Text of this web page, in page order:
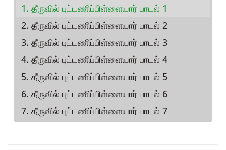
1. தீருவில் புட்டணிப்பிள்ளையார் பாடல் 1
2. தீருவில் புட்டணிப்பிள்ளையார் பாடல் 2
3. தீருவில் புட்டணிப்பிள்ளையார் பாடல் 3
4. தீருவில் புட்டணிப்பிள்ளையார் பாடல் 4
5. தீருவில் புட்டணிப்பிள்ளையார் பாடல் 5
6. தீருவில் புட்டணிப்பிள்ளையார் பாடல் 6
7. தீருவில் புட்டணிப்பிள்ளையார் பாடல் 7